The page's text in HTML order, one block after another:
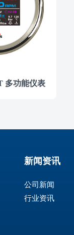
多功能仪表
新闻资讯
公司新闻
行业资讯